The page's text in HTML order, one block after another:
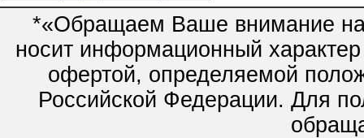
*«Обращаем Ваше внимание на
носит информационный
офертой, определяемой
Российской Федерации. Для